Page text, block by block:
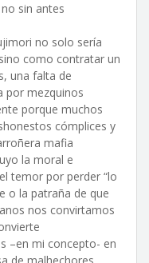
sin antes
no solo sería
como contratar un
una falta de
por mezquinos
porque muchos
cómplices y
mafia
la moral e
temor por perder “lo
o la patraña de que
nos convirtamos
–en mi concepto- en